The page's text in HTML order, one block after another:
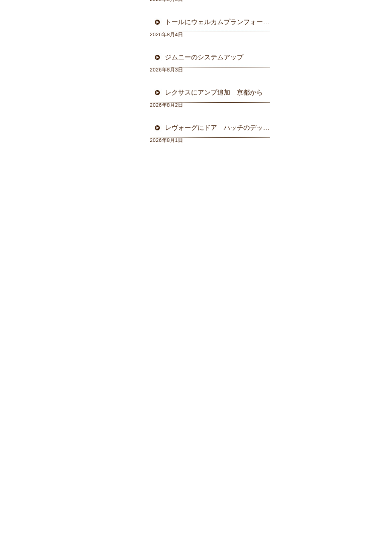
トールにウェルカムプランフォーカルスピーカー＆ウーハー
2026年8月4日
ジムニーのシステムアップ
2026年8月3日
レクサスにアンプ追加 京都から
2026年8月2日
レヴォーグにドア ハッチのデッドニング 徳島から
2026年8月1日